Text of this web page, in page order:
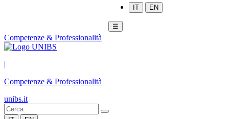
IT EN
☰
Competenze & Professionalità
|
Competenze & Professionalità
unibs.it